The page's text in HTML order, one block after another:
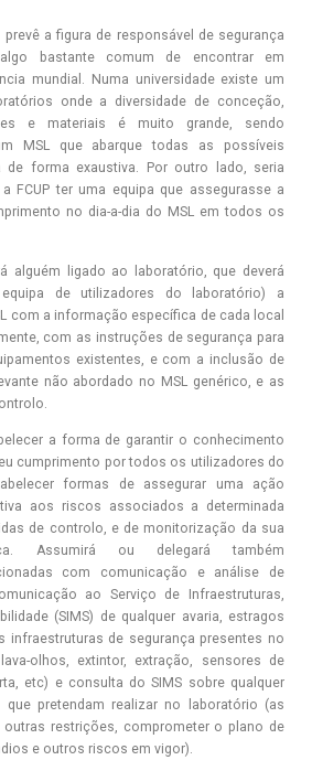
a figura de responsável de segurança
bastante comum de encontrar em
mundial. Numa universidade existe um
onde a diversidade de conceção,
e materiais é muito grande, sendo
MSL que abarque todas as possíveis
de forma exaustiva. Por outro lado, seria
FCUP ter uma equipa que assegurasse a
no dia-a-dia do MSL em todos os
alguém ligado ao laboratório, que deverá
de utilizadores do laboratório) a
com a informação específica de cada local
com as instruções de segurança para
existentes, e com a inclusão de
não abordado no MSL genérico, e as
a forma de garantir o conhecimento
cumprimento por todos os utilizadores do
formas de assegurar uma ação
aos riscos associados a determinada
de controlo, e de monitorização da sua
Assumirá ou delegará também
com comunicação e análise de
ao Serviço de Infraestruturas,
(SIMS) de qualquer avaria, estragos
infraestruturas de segurança presentes no
olhos, extintor, extração, sensores de
etc) e consulta do SIMS sobre qualquer
que pretendam realizar no laboratório (as
outras restrições, comprometer o plano de
e outros riscos em vigor).